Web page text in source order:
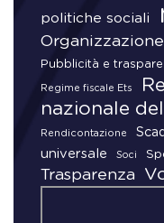
politiche sociali
Pubblicità e
Regime fiscale Ets
nazionale
Rendicontazione
universale
Soci
Trasparenza